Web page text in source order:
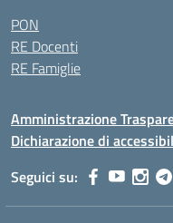
PON
RE Docenti
RE Famiglie
Amministrazione
Dichiarazione di
Seguici su: